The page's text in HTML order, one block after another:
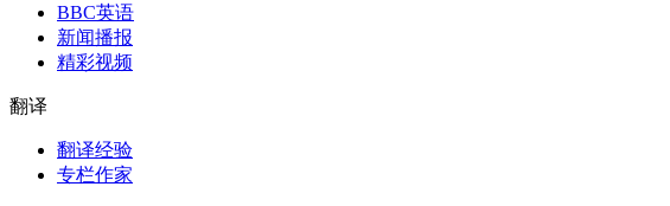
BBC英语
新闻播报
精彩视频
翻译
翻译经验
专栏作家